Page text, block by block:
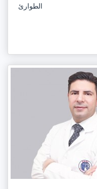
الطوارئ